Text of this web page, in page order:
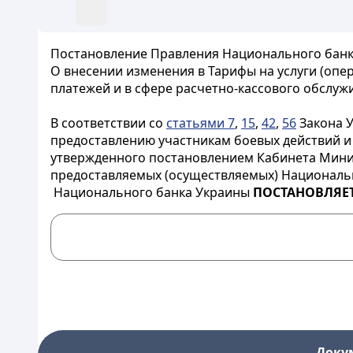
Постановление Правления Национального
О внесении изменения в Тарифы на услуги
платежей и в сфере расчетно-кассового
Всоответствии со статьями 7, 15, 42, 56 Закона
предоставлениюучастникам боевыхдействий
утвержденного постановлением Кабинета
предоставляемых(осуществляемых)
Национального банка Украины